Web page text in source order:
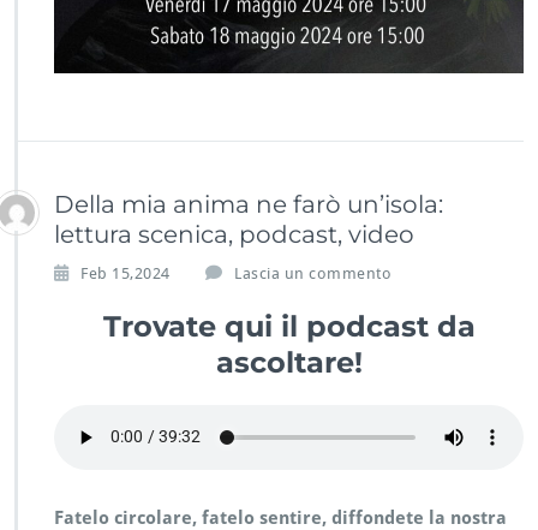
Della mia anima ne farò un’isola:
lettura scenica, podcast, video
Feb 15,2024 Lascia un commento
Trovate qui il podcast da
ascoltare!
Fatelo circolare, fatelo sentire, diffondete la nostra